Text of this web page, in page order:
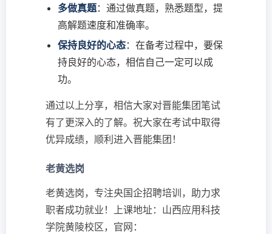
多做真题：通过做真题，熟悉题型，提
高解题速度和准确率。
保持良好的心态：在备考过程中，要保
持良好的心态，相信自己一定可以成
功。
通过以上分享，相信大家对晋能集团笔试
有了更深入的了解。祝大家在考试中取得
优异成绩，顺利进入晋能集团！
老黄选岗
老黄选岗，专注央国企招聘培训，助力求
职者成功就业！上课地址：山西应用科技
学院黄陵校区，官网：